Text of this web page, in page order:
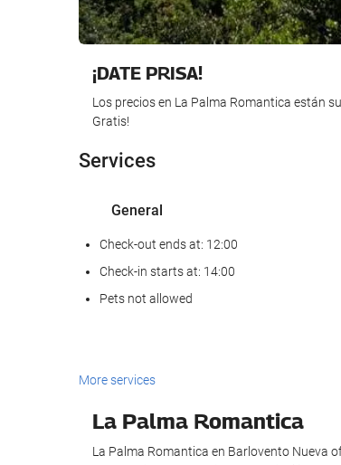
¡DATE PRISA!
Los precios en La Palma Romantica están
Gratis!
Services
General
Check-out ends at: 12:00
Check-in starts at: 14:00
Pets not allowed
Reception services
More services
La Palma Romantica
La Palma Romantica en Barlovento Nueva